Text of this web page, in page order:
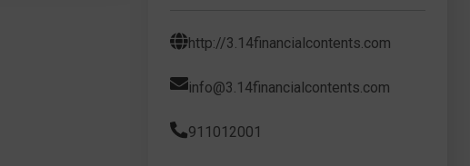
http://3.14financialcontents.com
info@3.14financialcontents.com
911012001